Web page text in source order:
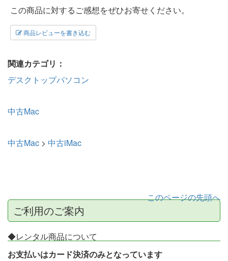
この商品に対するご感想をぜひお寄せください。
商品レビューを書き込む
関連カテゴリ：
デスクトップパソコン
中古Mac
中古Mac > 中古iMac
このページの先頭へ
ご利用のご案内
◆レンタル商品について
お支払いはカード決済のみとなっています